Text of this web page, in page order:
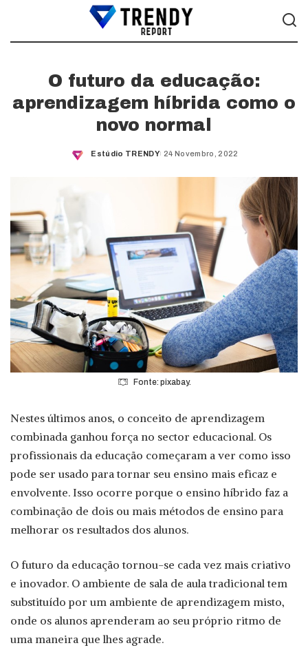
O futuro da educação:
aprendizagem híbrida como o
novo normal
Posted
Estúdio TRENDY 24 Novembro, 2022
Fonte: pixabay.
Nestes últimos anos, o conceito de aprendizagem
combinada ganhou força no sector educacional. Os
profissionais da educação começaram a ver como isso
pode ser usado para tornar seu ensino mais eficaz e
envolvente. Isso ocorre porque o ensino híbrido faz a
combinação de dois ou mais métodos de ensino para
melhorar os resultados dos alunos.
O futuro da educação tornou-se cada vez mais criativo
e inovador. O ambiente de sala de aula tradicional tem
substituído por um ambiente de aprendizagem misto,
onde os alunos aprenderam ao seu próprio ritmo de
uma maneira que lhes agrade.